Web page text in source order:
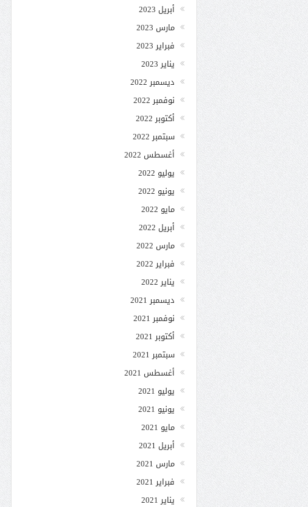
أبريل 2023
مارس 2023
فبراير 2023
يناير 2023
ديسمبر 2022
نوفمبر 2022
أكتوبر 2022
سبتمبر 2022
أغسطس 2022
يوليو 2022
يونيو 2022
مايو 2022
أبريل 2022
مارس 2022
فبراير 2022
يناير 2022
ديسمبر 2021
نوفمبر 2021
أكتوبر 2021
سبتمبر 2021
أغسطس 2021
يوليو 2021
يونيو 2021
مايو 2021
أبريل 2021
مارس 2021
فبراير 2021
يناير 2021